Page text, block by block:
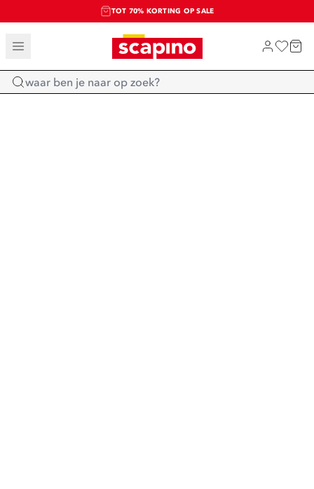
TOT 70% KORTING OP SALE
SALE: LAATSTE KANS!
SHOP NIEUW
Home